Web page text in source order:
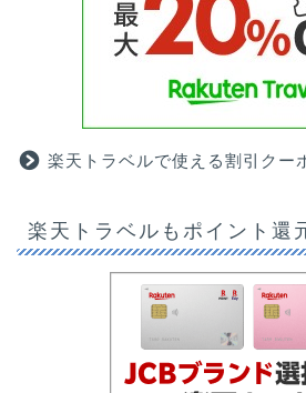
楽天トラベルで使える割引クー
楽天トラベルもポイント還